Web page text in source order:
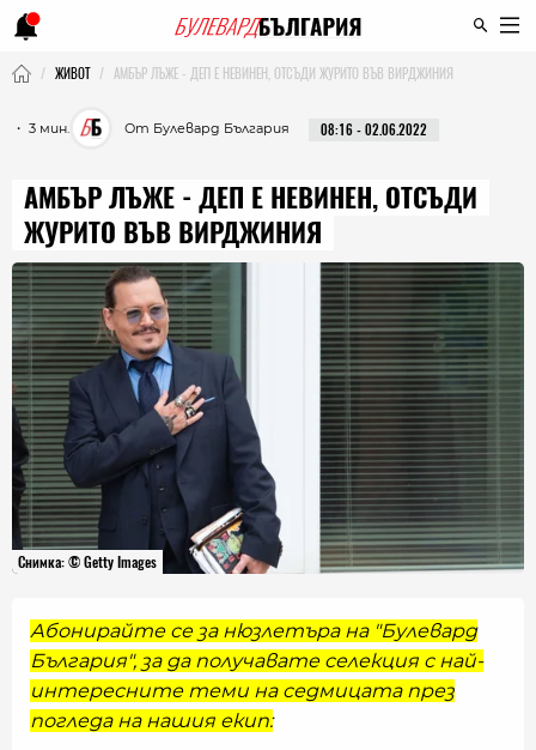
ЖИВОТ АМБЪР ЛЪЖЕ - ДЕП Е НЕВИНЕН, ОТСЪДИ ЖУРИТО ВЪВ ВИРДЖИНИЯ
・ 3 мин. От Булевард България 08:16 - 02.06.2022
АМБЪР ЛЪЖЕ - ДЕП Е НЕВИНЕН, ОТСЪДИ
ЖУРИТО ВЪВ ВИРДЖИНИЯ
Снимка: © Getty Images
Абонирайте се за нюзлетъра на "Булевард
България", за да получавате селекция с най-
интересните теми на седмицата през
погледа на нашия екип: